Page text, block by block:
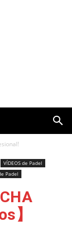
VÍDEOS de Padel
Padel
】